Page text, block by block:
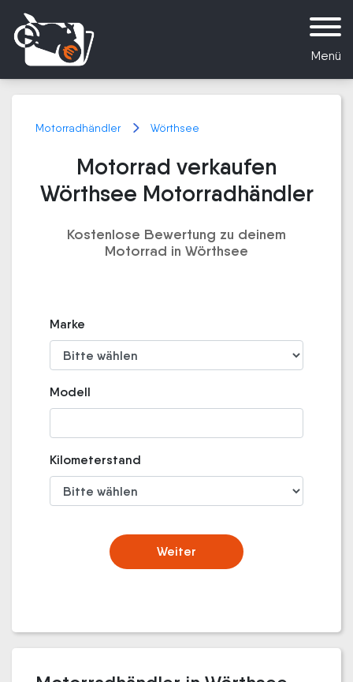
Menü
Motorradhändler Wörthsee
Motorrad verkaufen
Wörthsee Motorradhändler
Kostenlose Bewertung zu deinem
Motorrad in Wörthsee
Marke
Modell
Kilometerstand
Weiter